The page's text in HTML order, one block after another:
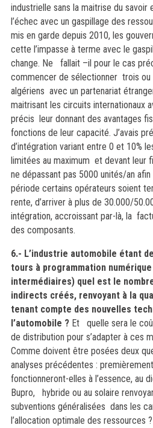
industrielle sans la maitrise du savoir
l’échec avec un gaspillage des
mis en garde depuis 2010, les
cette l’impasse à terme avec le
change. Ne fallait –il pour le cas
commencer de sélectionner trois ou
algériens avec un partenariat
maitrisant les circuits internationaux
précis leur donnant des avantages
fonctions de leur capacité. J’avais
d’intégration variant entre 0 et 10%
limitées au maximum et devant leur
ne dépassant pas 5000 unités/an
période certains opérateurs soient
rente, d’arriver à plus de 30.000/
intégration, accroissant par-là, la
des composants.
6.- L’industrie automobile étant
tours à programmation
intermédiaires) quel est le
indirects créés, renvoyant à la
tenant compte des nouvelles
l’automobile ?Et quelle sera le
de distribution pour s’adapter à ces
Comme doivent être posées deux
analyses précédentes :
fonctionneront-elles à l’essence, au
Bupro, hybride ou au solaire
subventions généralisées dans les
l’allocation optimale des ressources